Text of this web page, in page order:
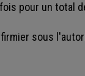
pour un total
sous